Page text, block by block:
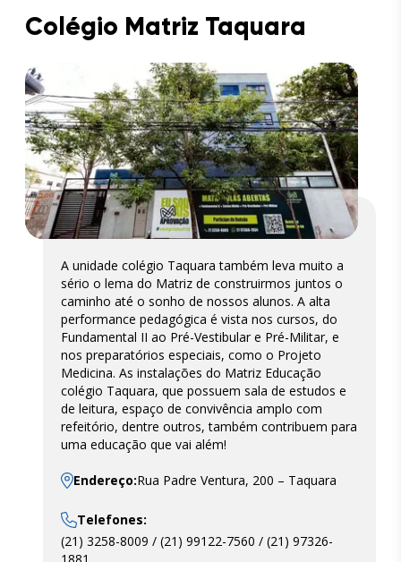
Colégio Matriz Taquara
A unidade colégio Taquara também leva muito a
sério o lema do Matriz de construirmos juntos o
caminho até o sonho de nossos alunos. A alta
performance pedagógica é vista nos cursos, do
Fundamental II ao Pré-Vestibular e Pré-Militar, e
nos preparatórios especiais, como o Projeto
Medicina. As instalações do Matriz Educação
colégio Taquara, que possuem sala de estudos e
de leitura, espaço de convivência amplo com
refeitório, dentre outros, também contribuem para
uma educação que vai além!
Endereço:Rua Padre Ventura, 200 – Taquara
Telefones:
(21) 3258-8009 / (21) 99122-7560 / (21) 97326-